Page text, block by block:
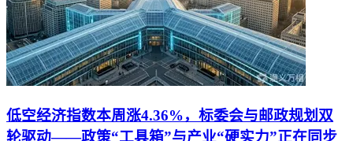
低空经济指数本周涨4.36%，标委会与邮政规划双
轮驱动——政策“工具箱”与产业“硬实力”正在同步